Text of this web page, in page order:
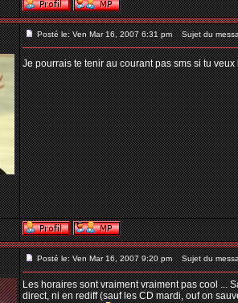
Posté le: Ven Mar 16, 2007 6:31 pm Sujet du
Je pourrais te tenir au courant pas sms si tu
Posté le: Ven Mar 16, 2007 9:20 pm Sujet du
Les horaires sont vraiment vraiment pas cool ...
direct, ni en rediff (sauf les CD mardi, ouf on